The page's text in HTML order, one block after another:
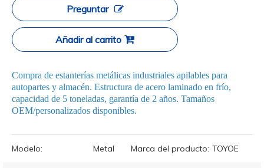
Preguntar
Añadir al carrito
Compra de estanterías metálicas industriales apilables para
autopartes y almacén. Estructura de acero laminado en frío,
capacidad de 5 toneladas, garantía de 2 años. Tamaños
OEM/personalizados disponibles.
Modelo: Metal Marca del producto: TOYOE